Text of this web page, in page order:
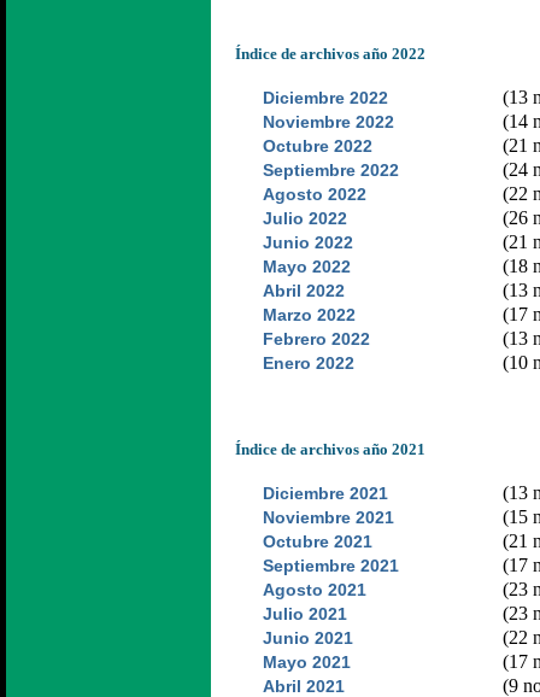
Índice de archivos año 2022
Diciembre 2022 (13
Noviembre 2022 (14
Octubre 2022 (21
Septiembre 2022 (24
Agosto 2022 (22
Julio 2022 (26
Junio 2022 (21
Mayo 2022 (18
Abril 2022 (13
Marzo 2022 (17
Febrero 2022 (13
Enero 2022 (10
Índice de archivos año 2021
Diciembre 2021 (13
Noviembre 2021 (15
Octubre 2021 (21
Septiembre 2021 (17
Agosto 2021 (23
Julio 2021 (23
Junio 2021 (22
Mayo 2021 (17
Abril 2021 (9